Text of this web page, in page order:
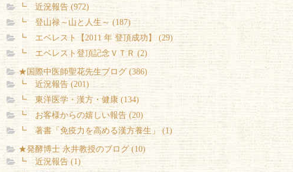
┗ 近況報告 (972)
┗ 登山禄～山と人生～ (187)
┗ エベレスト【2011 年 登頂成功】 (29)
┗ エベレスト登頂記念ＶＴＲ (2)
★国際中医師聖花先生ブログ (386)
┗ 近況報告 (201)
┗ 東洋医学・漢方・健康 (134)
┗ お客様からの嬉しい報告 (20)
┗ 著書「免疫力を高める漢方養生」 (1)
★発酵博士 永井教授のブログ (10)
┗ 近況報告 (1)